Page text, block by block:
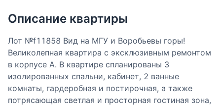
Описание квартиры
Лот №f11858 Вид на МГУ и Воробьевы горы!
Великолепная квартира с эксклюзивным ремонтом
в корпусе А. В квартире спланированы 3
изолированных спальни, кабинет, 2 ванные
комнаты, гардеробная и постирочная, а также
потрясающая светлая и просторная гостиная зона,